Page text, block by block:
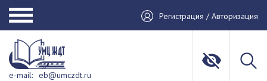
Регистрация / Авторизация
e-mail: eb@umczdt.ru